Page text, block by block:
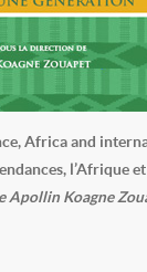
Africa and
l’Afrique
Apollin Koagne